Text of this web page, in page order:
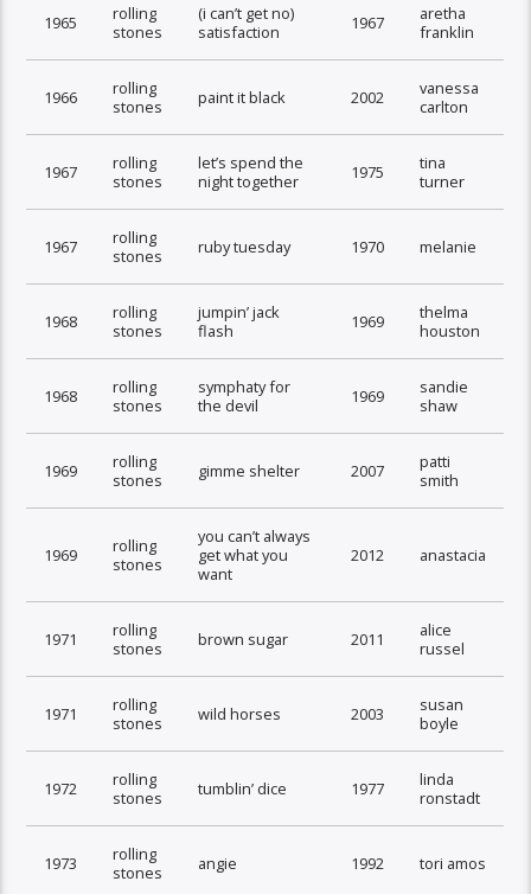
1965
rolling
stones
(i can’t get no)
satisfaction
1967
aretha
franklin
1966
rolling
stones
paint it black 2002
vanessa
carlton
1967
rolling
stones
let’s spend the
night together
1975
tina
turner
1967
rolling
stones
ruby tuesday 1970 melanie
1968
rolling
stones
jumpin’ jack
flash
1969
thelma
houston
1968
rolling
stones
symphaty for
the devil
1969
sandie
shaw
1969
rolling
stones
gimme shelter 2007
patti
smith
1969
rolling
stones
you can’t always
get what you
want
2012 anastacia
1971
rolling
stones
brown sugar 2011
alice
russel
1971
rolling
stones
wild horses 2003
susan
boyle
1972
rolling
stones
tumblin’ dice 1977
linda
ronstadt
1973
rolling
stones
angie 1992 tori amos